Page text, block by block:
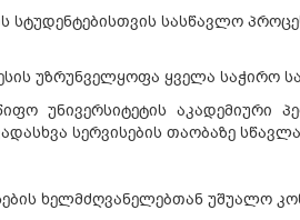
სტუდენტებისთვის სასწავლო
უზრუნველყოფა ყველა საჭირო
უნივერსიტეტის
სერვისების თაობაზე
ხელმძღვანელებთან უშუალო